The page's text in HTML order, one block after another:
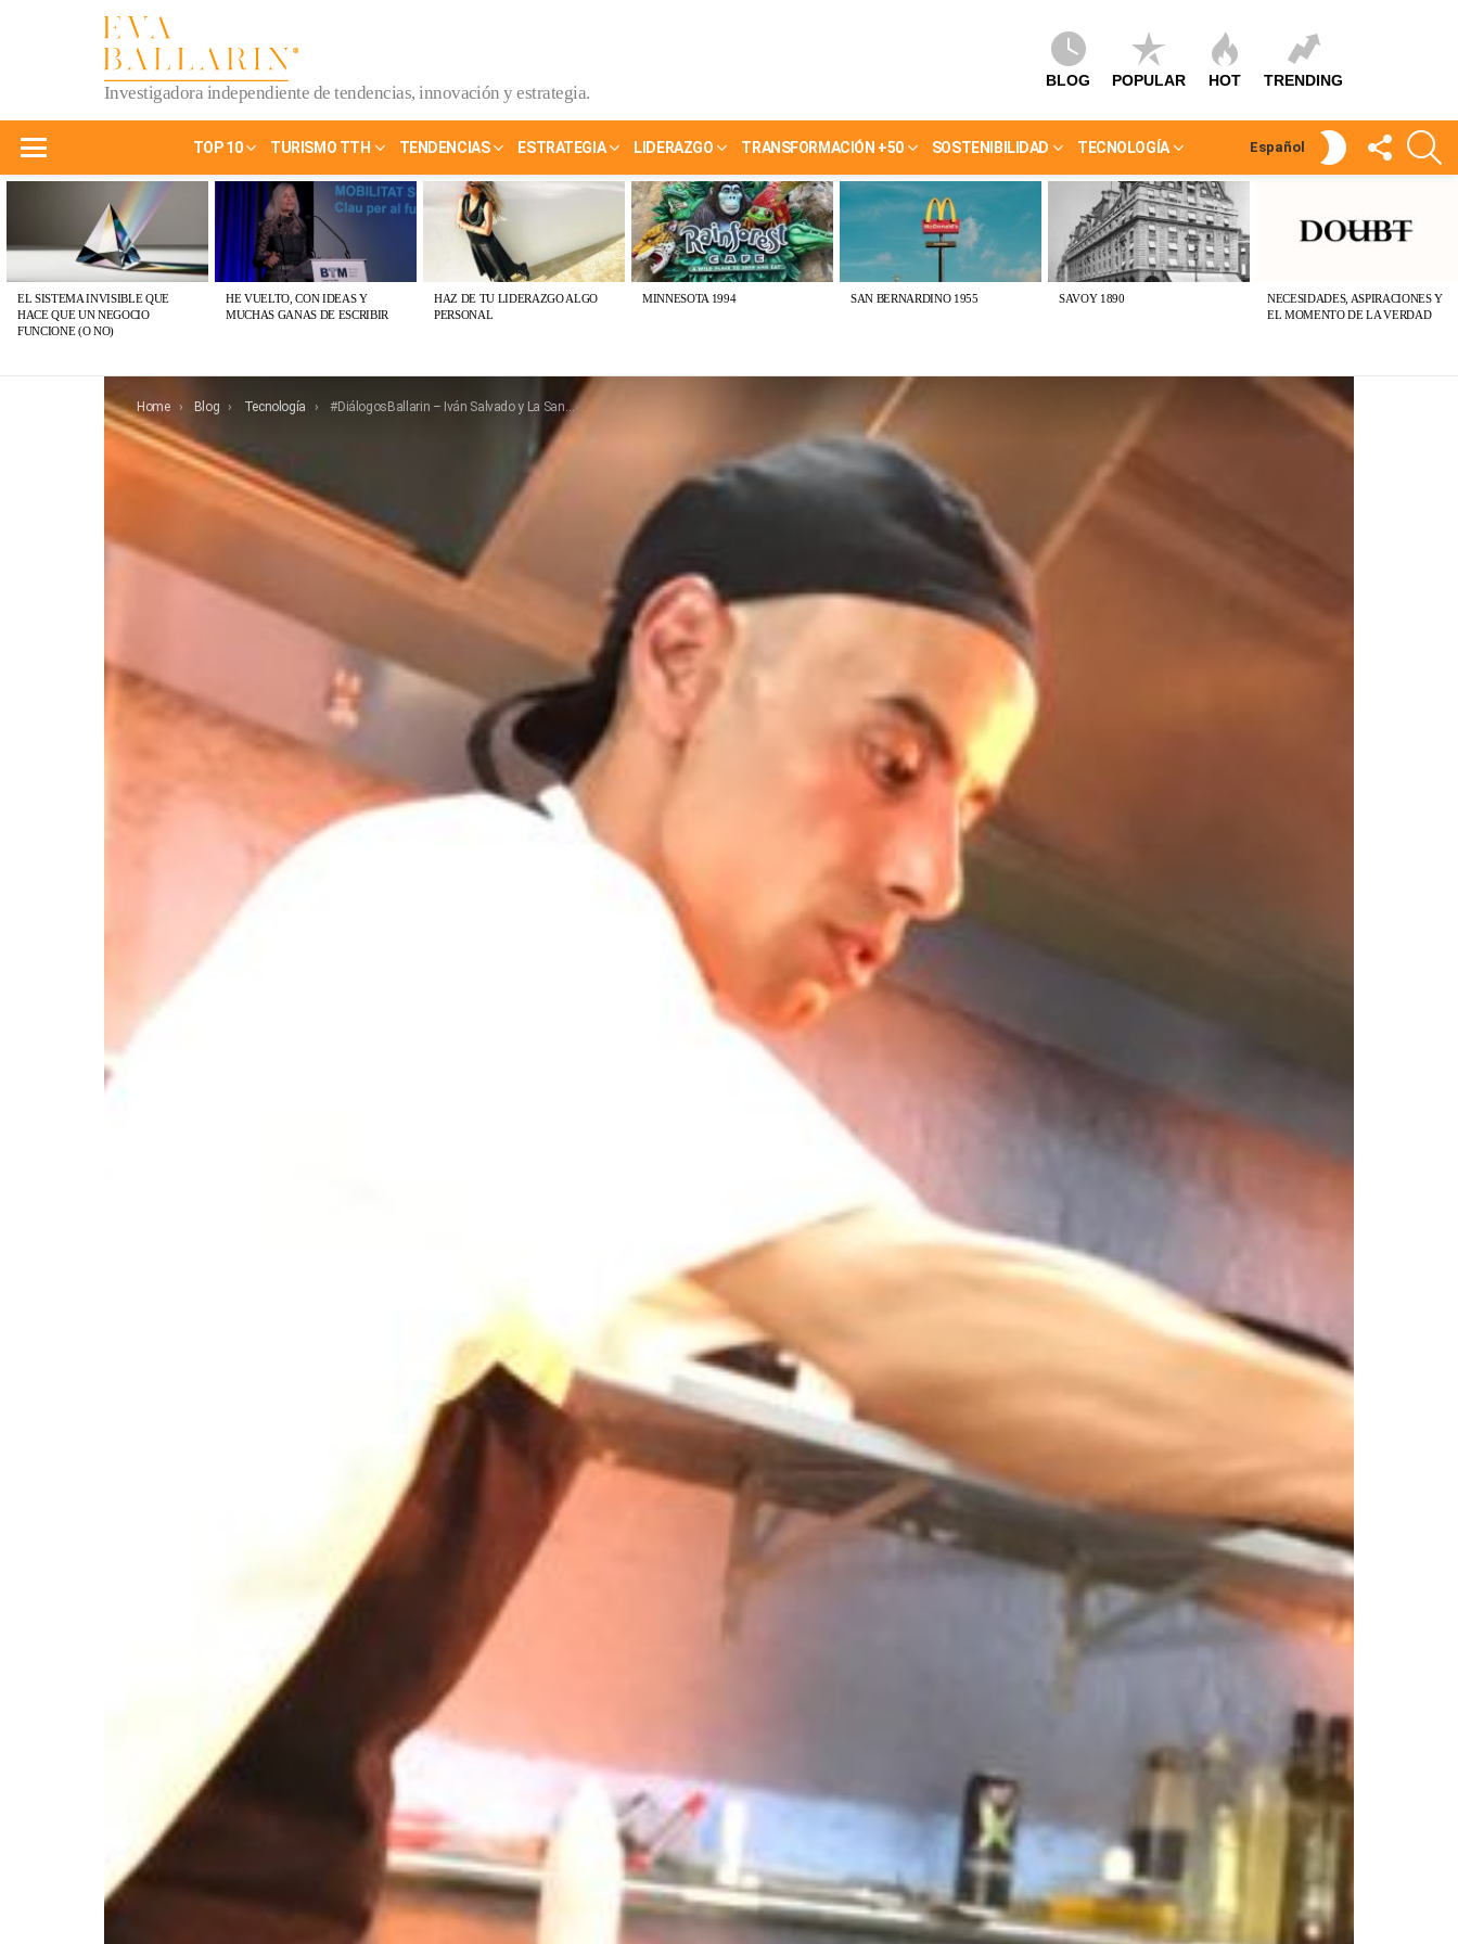
Investigadora independiente de tendencias, innovación y estrategia.
BLOG POPULAR HOT TRENDING
TOP 10 TURISMO TTH TENDENCIAS ESTRATEGIA LIDERAZGO TRANSFORMACIÓN +50 SOSTENIBILIDAD TECNOLOGÍA Español
SKIN
SÍGUEME
PUBLICACIONES
EL SISTEMA INVISIBLE QUE
HACE QUE UN NEGOCIO
FUNCIONE (O NO)
HE VUELTO, CON IDEAS Y
MUCHAS GANAS DE ESCRIBIR
HAZ DE TU LIDERAZGO ALGO
PERSONAL
MINNESOTA 1994 SAN BERNARDINO 1955 SAVOY 1890
NECESIDADES, ASPIRACIONES Y
EL MOMENTO DE LA VERDAD
You are here:
Home Blog Tecnología #DiálogosBallarin – Iván Salvado y La Santa: Tecnología robótica para zanjar el debate de la paella perfecta